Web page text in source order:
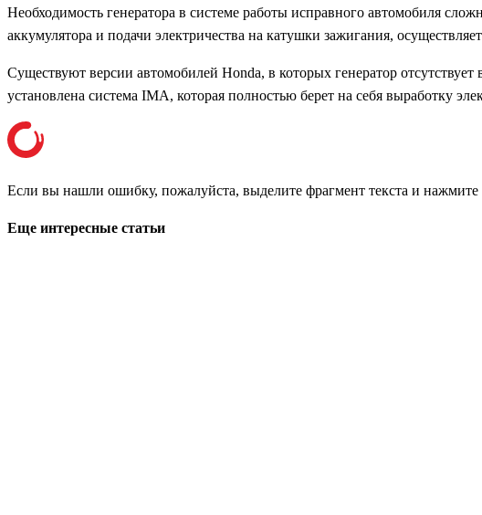
Необходимость генератора в системе работы исправного автомобиля
аккумулятора и подачи электричества на катушки зажигания,
Существуют версии автомобилей Honda, в которых генератор
установлена система IMA, которая полностью берет на себя выработку
Если вы нашли ошибку, пожалуйста, выделите фрагмент текста и нажмите
Еще интересные статьи